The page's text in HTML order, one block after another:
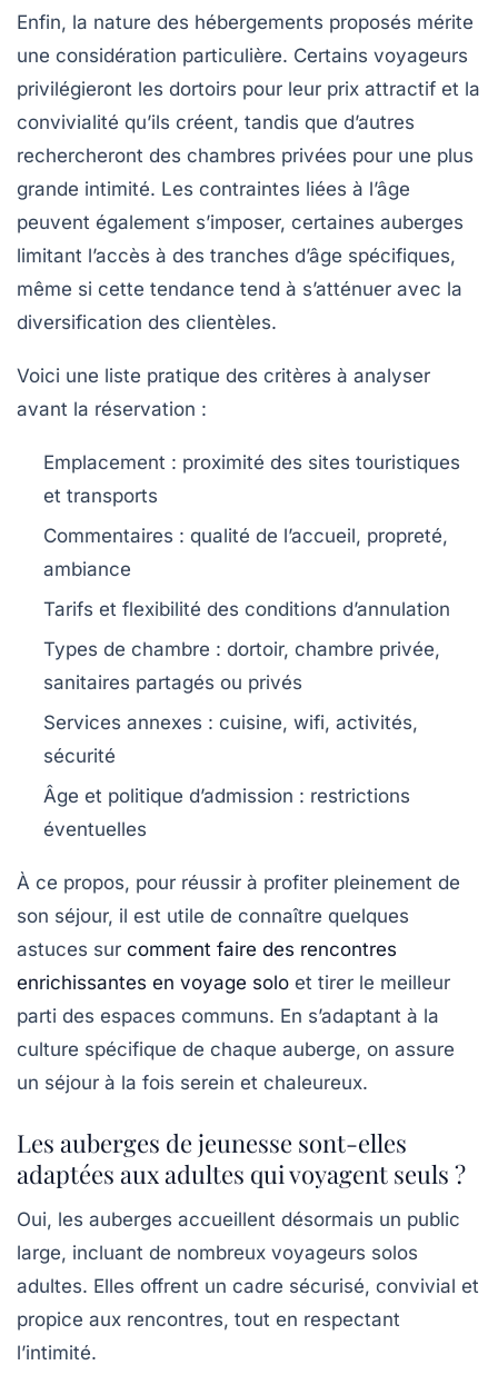
Enfin, la nature des hébergements proposés mérite
une considération particulière. Certains voyageurs
privilégieront les dortoirs pour leur prix attractif et la
convivialité qu’ils créent, tandis que d’autres
rechercheront des chambres privées pour une plus
grande intimité. Les contraintes liées à l’âge
peuvent également s’imposer, certaines auberges
limitant l’accès à des tranches d’âge spécifiques,
même si cette tendance tend à s’atténuer avec la
diversification des clientèles.
Voici une liste pratique des critères à analyser
avant la réservation :
Emplacement : proximité des sites touristiques
et transports
Commentaires : qualité de l’accueil, propreté,
ambiance
Tarifs et flexibilité des conditions d’annulation
Types de chambre : dortoir, chambre privée,
sanitaires partagés ou privés
Services annexes : cuisine, wifi, activités,
sécurité
Âge et politique d’admission : restrictions
éventuelles
À ce propos, pour réussir à profiter pleinement de
son séjour, il est utile de connaître quelques
astuces sur comment faire des rencontres
enrichissantes en voyage solo et tirer le meilleur
parti des espaces communs. En s’adaptant à la
culture spécifique de chaque auberge, on assure
un séjour à la fois serein et chaleureux.
Les auberges de jeunesse sont-elles
adaptées aux adultes qui voyagent seuls ?
Oui, les auberges accueillent désormais un public
large, incluant de nombreux voyageurs solos
adultes. Elles offrent un cadre sécurisé, convivial et
propice aux rencontres, tout en respectant
l’intimité.